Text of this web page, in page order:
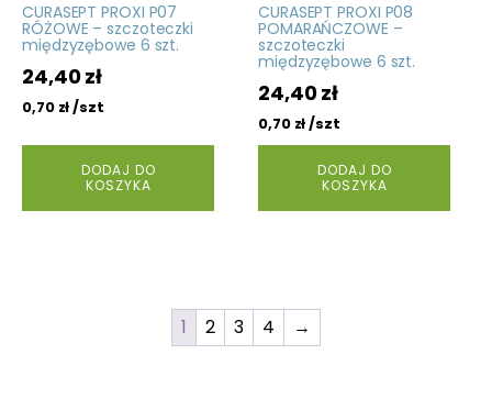
CURASEPT PROXI P07
RÓŻOWE – szczoteczki
międzyzębowe 6 szt.
24,40zł
0,70 zł/szt
DODAJ DO
KOSZYKA
CURASEPT PROXI P08
POMARAŃCZOWE –
szczoteczki
międzyzębowe 6 szt.
24,40zł
0,70 zł/szt
DODAJ DO
KOSZYKA
1 2 3 4 →